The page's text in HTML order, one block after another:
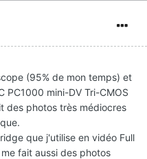
(95% de mon temps) et
PC1000 mini-DV Tri-CMOS
des photos très médiocres
que j'utilise en vidéo Full
fait aussi des photos